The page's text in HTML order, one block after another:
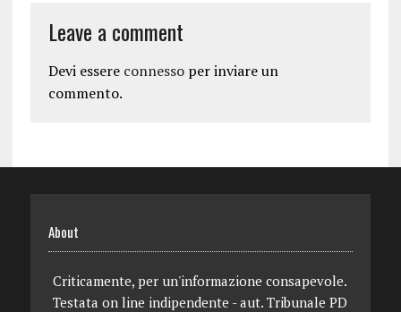
Leave a comment
Devi essere connessoper inviare un
commento.
About
Criticamente, per un'informazione consapevole.
Testata on line indipendente - aut. Tribunale PD